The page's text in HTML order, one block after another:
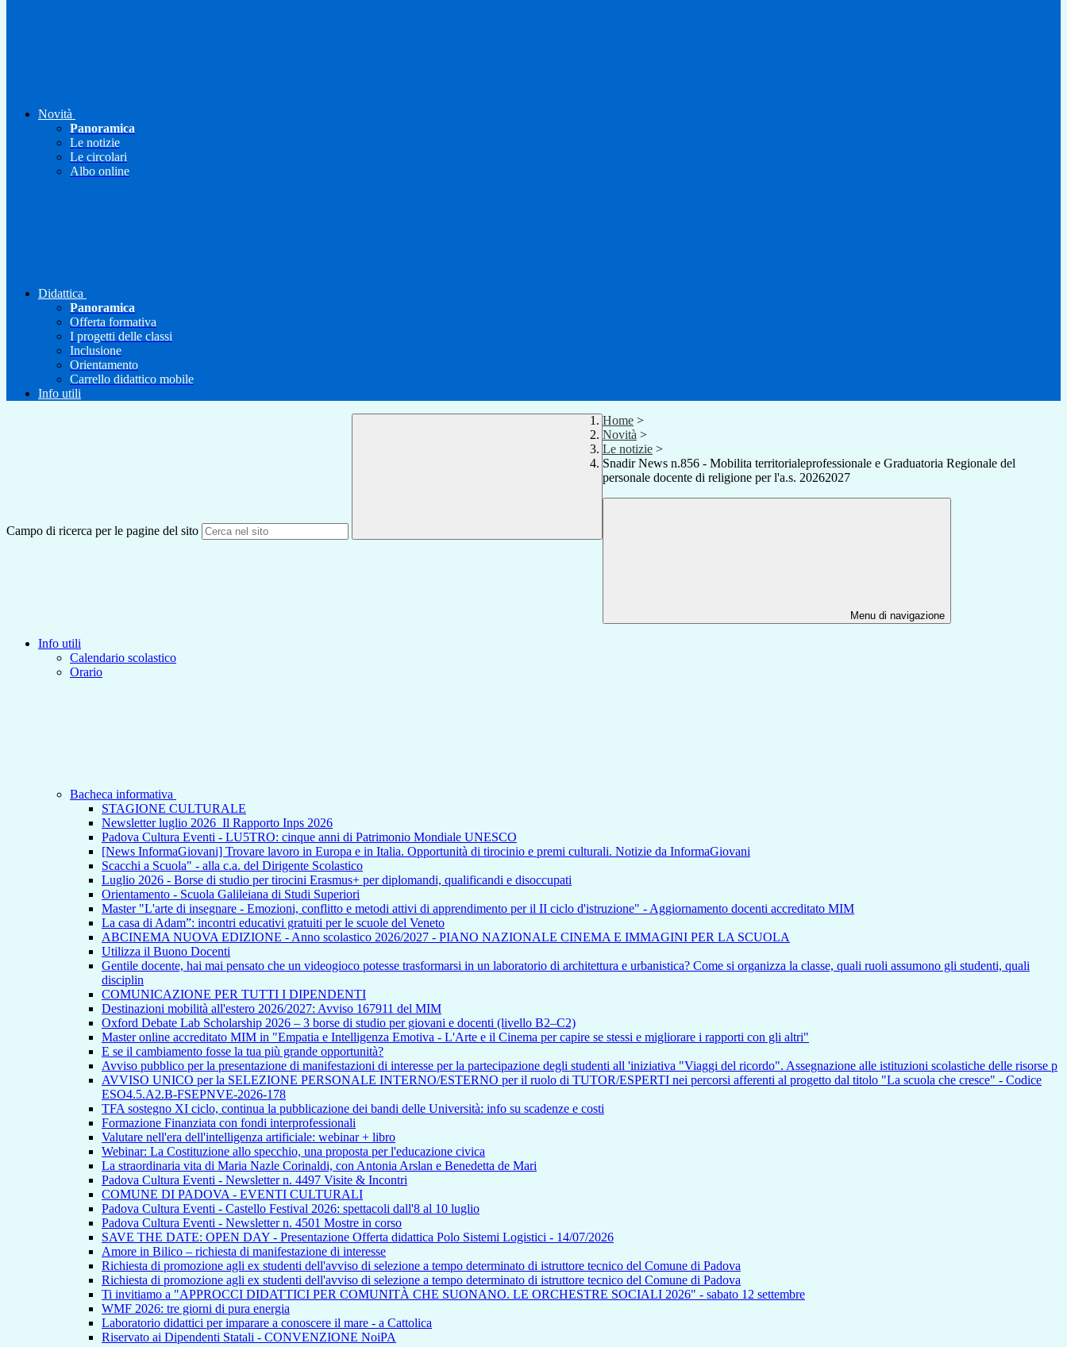
Novità
Panoramica
Le notizie
Le circolari
Albo online
Didattica
Panoramica
Offerta formativa
I progetti delle classi
Inclusione
Orientamento
Carrello didattico mobile
Info utili
Campo di ricerca per le pagine del sito
Home >
Novità >
Le notizie >
Snadir News n.856 - Mobilita territorialeprofessionale e Graduatoria Regionale del
personale docente di religione per l'a.s. 20262027
Menu di navigazione
Info utili
Calendario scolastico
Orario
Bacheca informativa
STAGIONE CULTURALE
Newsletter luglio 2026_Il Rapporto Inps 2026
Padova Cultura Eventi - LU5TRO: cinque anni di Patrimonio Mondiale UNESCO
[News InformaGiovani] Trovare lavoro in Europa e in Italia. Opportunità di tirocinio e premi culturali. Notizie da InformaGiovani
Scacchi a Scuola" - alla c.a. del Dirigente Scolastico
Luglio 2026 - Borse di studio per tirocini Erasmus+ per diplomandi, qualificandi e disoccupati
Orientamento - Scuola Galileiana di Studi Superiori
Master "L'arte di insegnare - Emozioni, conflitto e metodi attivi di apprendimento per il II ciclo d'istruzione" - Aggiornamento docenti accreditato MIM
La casa di Adam”: incontri educativi gratuiti per le scuole del Veneto
ABCINEMA NUOVA EDIZIONE - Anno scolastico 2026/2027 - PIANO NAZIONALE CINEMA E IMMAGINI PER LA SCUOLA
Utilizza il Buono Docenti
Gentile docente, hai mai pensato che un videogioco potesse trasformarsi in un laboratorio di architettura e urbanistica? Come si organizza la classe, quali ruoli assumono gli studenti, quali
disciplin
COMUNICAZIONE PER TUTTI I DIPENDENTI
Destinazioni mobilità all'estero 2026/2027: Avviso 167911 del MIM
Oxford Debate Lab Scholarship 2026 – 3 borse di studio per giovani e docenti (livello B2–C2)
Master online accreditato MIM in "Empatia e Intelligenza Emotiva - L'Arte e il Cinema per capire se stessi e migliorare i rapporti con gli altri"
E se il cambiamento fosse la tua più grande opportunità?
Avviso pubblico per la presentazione di manifestazioni di interesse per la partecipazione degli studenti all 'iniziativa "Viaggi del ricordo". Assegnazione alle istituzioni scolastiche delle risorse p
AVVISO UNICO per la SELEZIONE PERSONALE INTERNO/ESTERNO per il ruolo di TUTOR/ESPERTI nei percorsi afferenti al progetto dal titolo "La scuola che cresce" - Codice
ESO4.5.A2.B-FSEPNVE-2026-178
TFA sostegno XI ciclo, continua la pubblicazione dei bandi delle Università: info su scadenze e costi
Formazione Finanziata con fondi interprofessionali
Valutare nell'era dell'intelligenza artificiale: webinar + libro
Webinar: La Costituzione allo specchio, una proposta per l'educazione civica
La straordinaria vita di Maria Nazle Corinaldi, con Antonia Arslan e Benedetta de Mari
Padova Cultura Eventi - Newsletter n. 4497 Visite & Incontri
COMUNE DI PADOVA - EVENTI CULTURALI
Padova Cultura Eventi - Castello Festival 2026: spettacoli dall'8 al 10 luglio
Padova Cultura Eventi - Newsletter n. 4501 Mostre in corso
SAVE THE DATE: OPEN DAY - Presentazione Offerta didattica Polo Sistemi Logistici - 14/07/2026
Amore in Bilico – richiesta di manifestazione di interesse
Richiesta di promozione agli ex studenti dell'avviso di selezione a tempo determinato di istruttore tecnico del Comune di Padova
Richiesta di promozione agli ex studenti dell'avviso di selezione a tempo determinato di istruttore tecnico del Comune di Padova
Ti invitiamo a "APPROCCI DIDATTICI PER COMUNITÀ CHE SUONANO. LE ORCHESTRE SOCIALI 2026" - sabato 12 settembre
WMF 2026: tre giorni di pura energia
Laboratorio didattici per imparare a conoscere il mare - a Cattolica
Riservato ai Dipendenti Statali - CONVENZIONE NoiPA